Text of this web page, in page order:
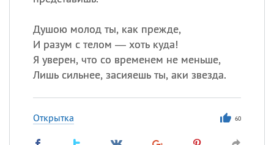
Душою молод ты, как прежде,
И разум с телом — хоть куда!
Я уверен, что со временем не меньше,
Лишь сильнее, засияешь ты, аки звезда.
Открытка 60